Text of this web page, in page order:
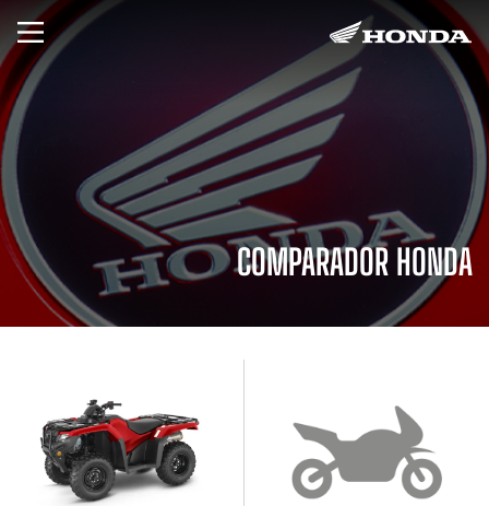
COMPARADOR HONDA